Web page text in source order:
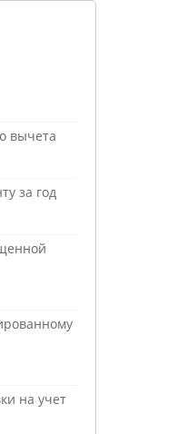
вычета
за год
на учет